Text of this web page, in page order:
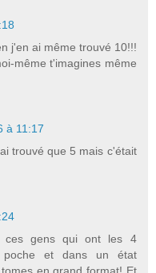
j'en ai même trouvé 10!!!
même t'imagines même
à 11:17
trouvé que 5 mais c'était
gens qui ont les 4
poche et dans un état
en grand format! Et